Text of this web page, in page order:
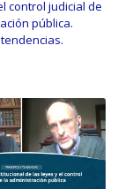
control judicial de
pública.